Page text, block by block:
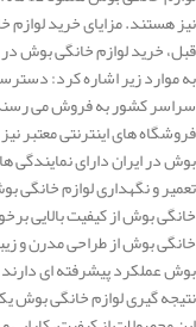
نیز هستند. مزایای خرید
قبل، خرید لوازم خانگی بوش در
به موارد زیر اشاره کرد:
سراسر کشور به فروش می
فروشگاه های اینترنتی
بوش در ایران دارای
تعمیر و نگهداری لوازم خانگی
خانگی بوش از کیفیت بالایی
خانگی بوش از طراحی مدرن و
بوش عملکرد پیشرفته ای دارند
نتیجه گیری لوازم خانگی بوش